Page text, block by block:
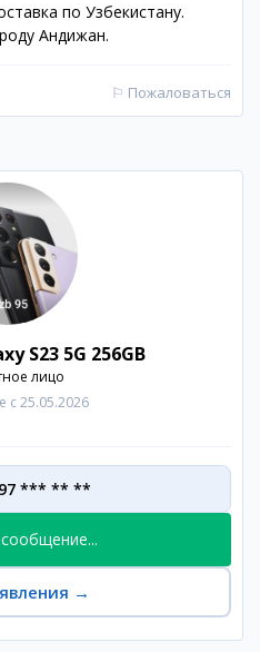
по Узбекистану.
Андижан.
⚐ Пожаловаться
S23 5G 256GB
лицо
с 25.05.2026
*** ** **
→